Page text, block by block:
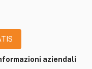
aziendali